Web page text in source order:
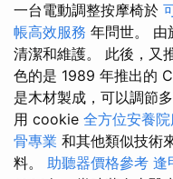
一台電動調整按摩椅於
帳高效服務 年問世。 由
清潔和維護。 此後，又
色的是 1989 年推出的
是木材製成，可以調節
用 cookie 全方位安養
骨專業 和其他類似技術
料。 助聽器價格參考 逢